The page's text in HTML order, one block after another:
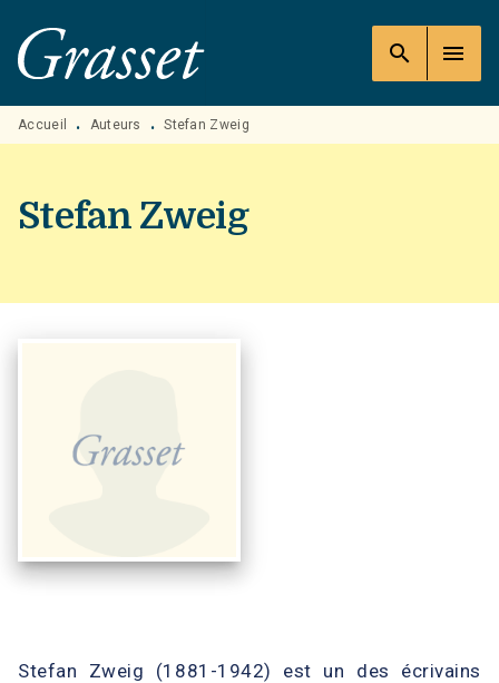
MENU RECHERCHE
PIED DE PAGE
search menu
Accueil • Auteurs • Stefan Zweig
Stefan Zweig
Stefan Zweig (1881-1942) est un des écrivains